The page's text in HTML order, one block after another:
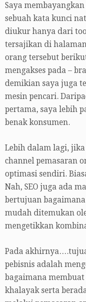
Saya
sebuah kata kunci
diukur hanya dari
tersajikan di
orang tersebut
mengakses pada –
demikian saya juga
mesin pencari.
pertama, saya lebih
benak konsumen.
Lebih dalam lagi,
channel pemasaran
optimasi sendiri.
Nah, SEO juga ada
bertujuan
mudah ditemukan
mengetikkan
Pada
pebisnis adalah
bagaimana
khalayak serta